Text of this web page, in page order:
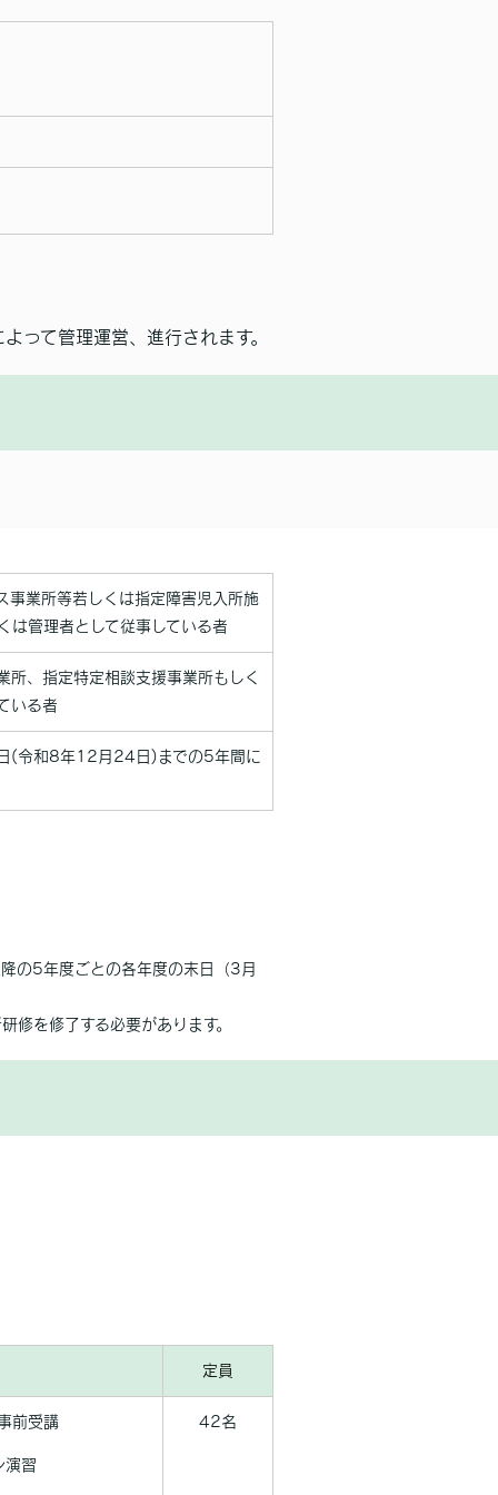
って管理運営、進行されます。
事業所等若しくは指定障害児入所施
は管理者として従事している者
、指定特定相談支援事業所もしく
いる者
(令和8年12月24日)までの5年間に
の5年度ごとの各年度の末日（3月
修を修了する必要があります。
定員
前受講
演習
42名